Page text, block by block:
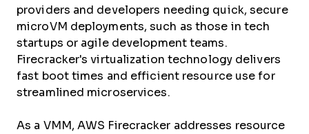
providers and developers needing quick, secure
microVM deployments, such as those in tech
startups or agile development teams.
Firecracker's virtualization technology delivers
fast boot times and efficient resource use for
streamlined microservices.
As a VMM, AWS Firecracker addresses resource